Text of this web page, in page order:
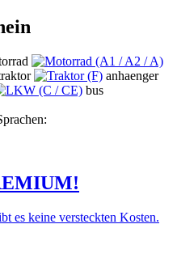
anhaenger
bus
es keine versteckten Kosten.